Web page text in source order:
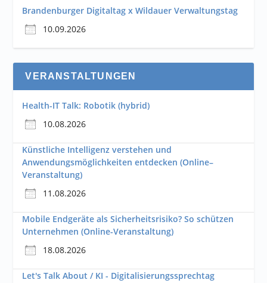
Brandenburger Digitaltag x Wildauer Verwaltungstag
10.09.2026
VERANSTALTUNGEN
Health-IT Talk: Robotik (hybrid)
10.08.2026
Künstliche Intelligenz verstehen und
Anwendungsmöglichkeiten entdecken (Online–
Veranstaltung)
11.08.2026
Mobile Endgeräte als Sicherheitsrisiko? So schützen
Unternehmen (Online-Veranstaltung)
18.08.2026
Let's Talk About / KI - Digitalisierungssprechtag